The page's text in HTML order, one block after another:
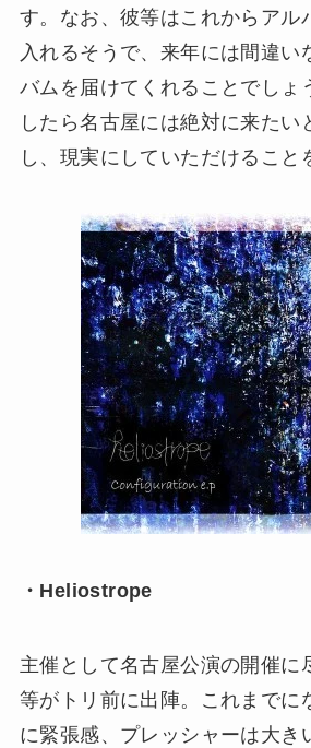
す。なお、彼等はこれからアル
入れるそうで、来年には間違い
バムを届けてくれることでしょ
したら名古屋には絶対に来たい
し、現実にしていただけること
・Heliostrope
主催として名古屋公演の開催に
等がトリ前に出陣。これまでに
に緊張感、プレッシャーは大き